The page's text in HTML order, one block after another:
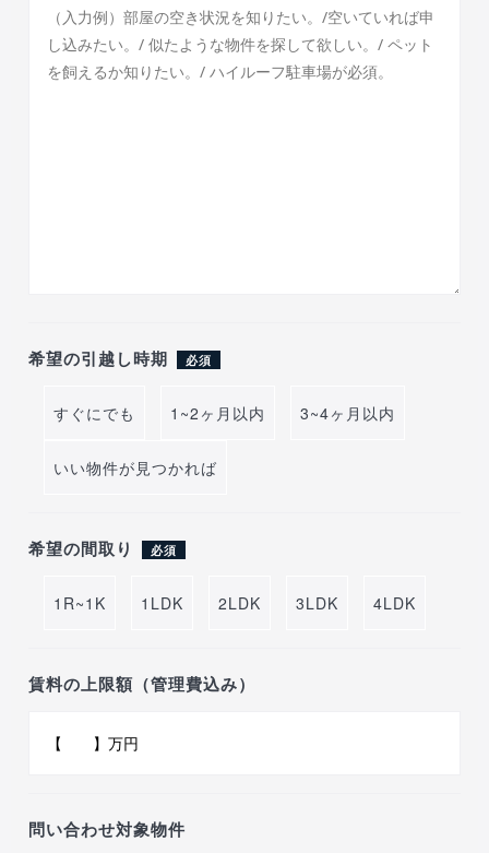
希望の引越し時期 必須
すぐにでも 1~2ヶ月以内 3~4ヶ月以内
いい物件が見つかれば
希望の間取り 必須
1R~1K 1LDK 2LDK 3LDK 4LDK
賃料の上限額（管理費込み）
問い合わせ対象物件